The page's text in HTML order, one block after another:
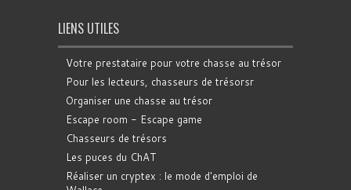
LIENS UTILES
Votre prestataire pour votre chasse au trésor
Pour les lecteurs, chasseurs de trésorsr
Organiser une chasse au trésor
Escape room - Escape game
Chasseurs de trésors
Les puces du ChAT
Réaliser un cryptex : le mode d'emploi de